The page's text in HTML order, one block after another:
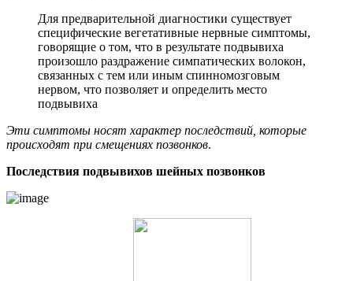
Для предварительной диагностики существует
специфические вегетативные нервные симптомы,
говорящие о том, что в результате подвывиха
произошло раздражение симпатических волокон,
связанных с тем или иным спинномозговым
нервом, что позволяет и определить место
подвывиха
Эти симптомы носят характер последствий, которые
происходят при смещениях позвонков.
Последствия подвывихов шейных позвонков